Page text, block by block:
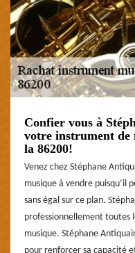
Confier vous à
votre instrument de
la 86200!
Venez chez Stéphane
musique à vendre puisqu’il
sans égal sur ce plan.
professionnellement toutes
musique. Stéphane
pour renforcer sa capacité